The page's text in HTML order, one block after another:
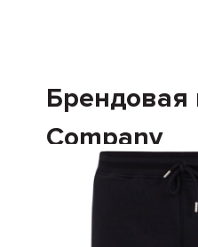
Брендовая
Company